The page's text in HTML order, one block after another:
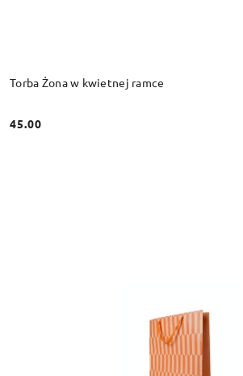
Torba Żona w kwietnej ramce
Cena:
45.00